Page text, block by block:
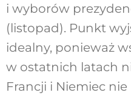
i wyborów
(listopad). Punkt
idealny, ponieważ
w ostatnich latach
Francji i Niemiec